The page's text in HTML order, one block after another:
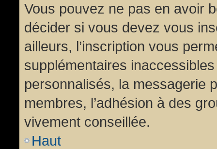
Vous pouvez ne pas en avoir
décider si vous devez vous
ailleurs, l’inscription vous
supplémentaires
personnalisés, la messagerie
membres, l’adhésion à des
vivement conseillée.
Haut